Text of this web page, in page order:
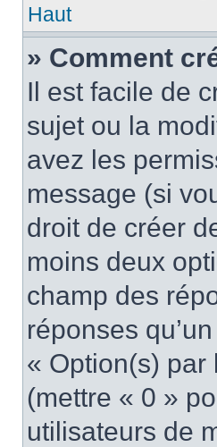
Haut
» Comment
Il est facile de
sujet ou la
avez les
message (si
droit de créer
moins deux
champ des
réponses
« Option(s) par
(mettre « 0 »
utilisateurs de